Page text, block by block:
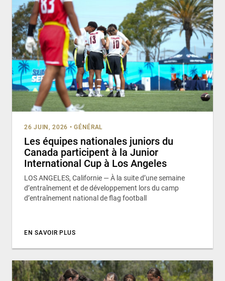
26 JUIN, 2026 • GÉNÉRAL
Les équipes nationales juniors du
Canada participent à la Junior
International Cup à Los Angeles
LOS ANGELES, Californie — À la suite d’une semaine
d’entraînement et de développement lors du camp
d’entraînement national de flag football
EN SAVOIR PLUS